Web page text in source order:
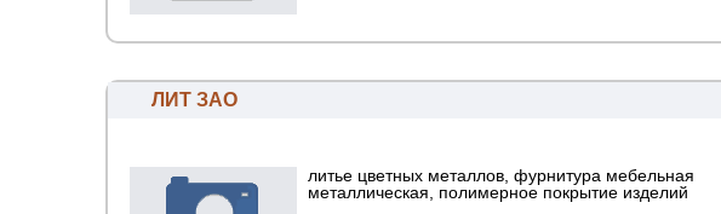
ЛИТ ЗАО
литье цветных металлов, фурнитура мебельная
металлическая, полимерное покрытие изделий